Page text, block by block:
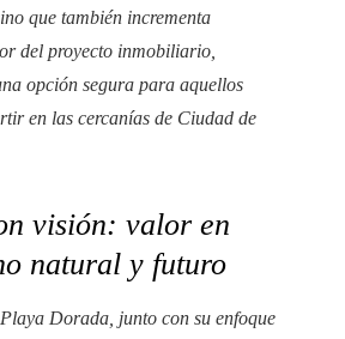
que también incrementa
del proyecto inmobiliario,
opción segura para aquellos
en las cercanías de Ciudad de
visión: valor en
natural y futuro
Dorada, junto con su enfoque